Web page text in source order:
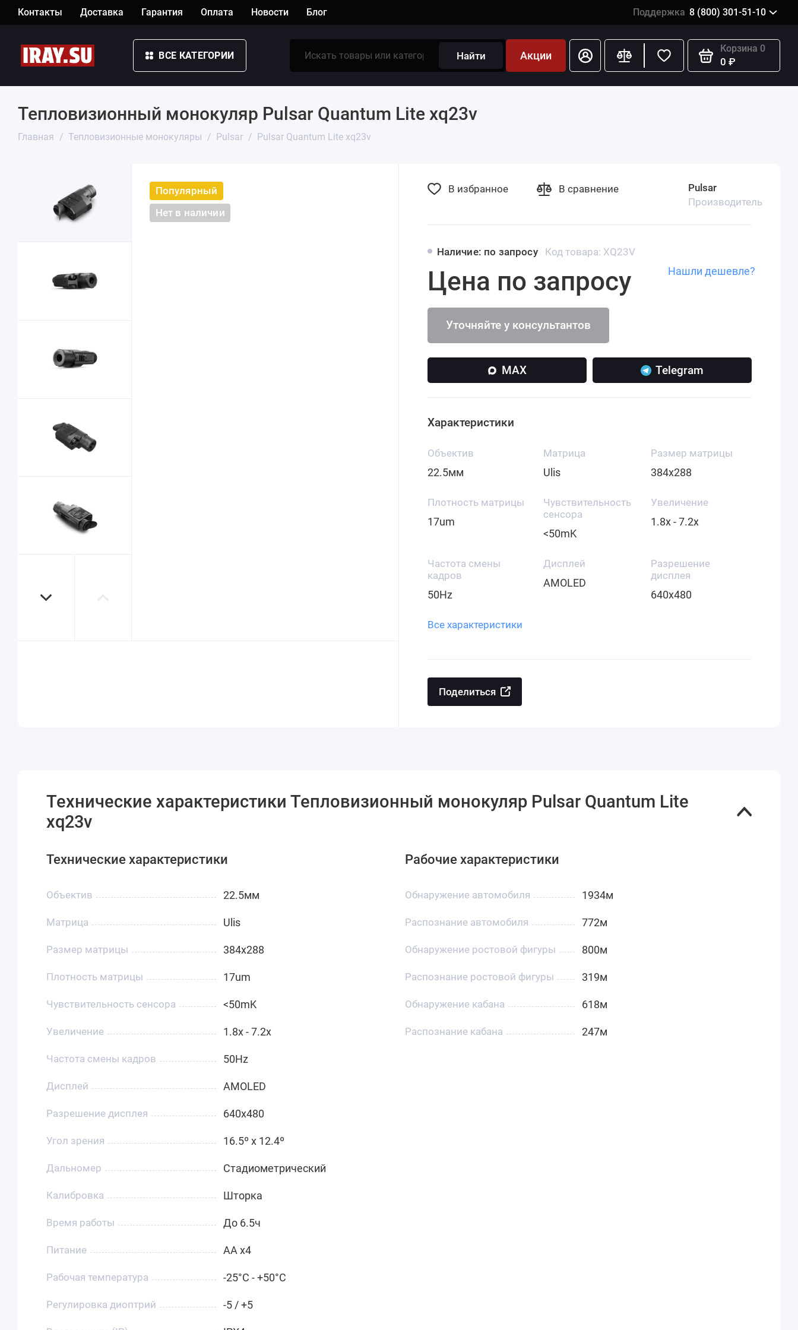
Контакты Доставка Гарантия Оплата Новости Блог Поддержка 8 (800) 301-51-10
ВСЕ КАТЕГОРИИ Найти Акции
Корзина 0
0 ₽
Тепловизионный монокуляр Pulsar Quantum Lite xq23v
Главная Тепловизионные монокуляры Pulsar Pulsar Quantum Lite xq23v
Популярный
Нет в наличии
Наличие: по запросу Код товара: XQ23V
Pulsar
Производитель
Цена по запросу
Уточняйте у консультантов
Нашли дешевле?
MAX Telegram
В избранное В сравнение
Характеристики
Объектив
22.5мм
Матрица
Ulis
Размер матрицы
384x288
Плотность матрицы
17um
Чувствительность
сенсора
<50mK
Увеличение
1.8x - 7.2x
Частота смены
кадров
50Hz
Дисплей
AMOLED
Разрешение
дисплея
640x480
Все характеристики
Поделиться
Технические характеристики Тепловизионный монокуляр Pulsar Quantum Lite
xq23v
Технические характеристики
Объектив 22.5мм
Матрица Ulis
Размер матрицы 384x288
Плотность матрицы 17um
Чувствительность сенсора <50mK
Увеличение 1.8x - 7.2x
Частота смены кадров 50Hz
Дисплей AMOLED
Разрешение дисплея 640x480
Угол зрения 16.5º x 12.4º
Дальномер Стадиометрический
Калибровка Шторка
Время работы До 6.5ч
Питание AA x4
Рабочая температура -25°C - +50°C
Регулировка диоптрий -5 / +5
Рабочие характеристики
Обнаружение автомобиля 1934м
Распознание автомобиля 772м
Обнаружение ростовой фигуры 800м
Распознание ростовой фигуры 319м
Обнаружение кабана 618м
Распознание кабана 247м